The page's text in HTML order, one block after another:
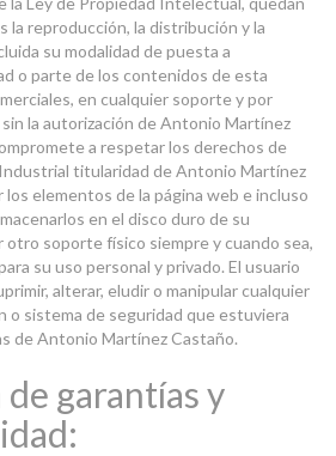
la reproducción, la distribución y la
su modalidad de puesta a
o parte de los contenidos de esta
en cualquier soporte y por
la autorización de Antonio Martínez
a respetar los derechos de
titularidad de Antonio Martínez
los elementos de la página web e incluso
en el disco duro de su
otro soporte físico siempre y cuando sea,
su uso personal y privado. El usuario
alterar, eludir o manipular cualquier
o sistema de seguridad que estuviera
de Antonio Martínez Castaño.
de garantías y